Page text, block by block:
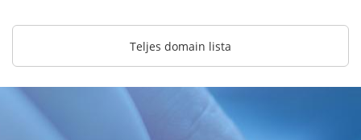
Teljes domain lista